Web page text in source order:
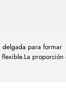
delgada para formar
flexible.La proporción